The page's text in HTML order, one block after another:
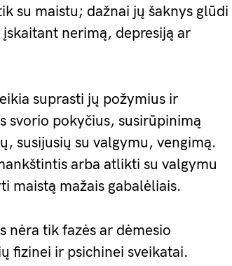
su maistu; dažnai jų šaknys glūdi
nerimą, depresiją ar
suprasti jų požymius ir
svorio pokyčius, susirūpinimą
susijusių su valgymu, vengimą.
arba atlikti su valgymu
maistą mažais gabalėliais.
nėra tik fazės ar dėmesio
fizinei ir psichinei sveikatai.